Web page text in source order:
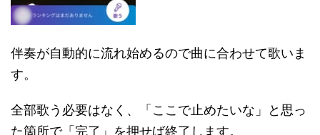
伴奏が自動的に流れ始めるので曲に合わせて歌いま
す。
全部歌う必要はなく、「ここで止めたいな」と思っ
た箇所で「完了」を押せば終了します。